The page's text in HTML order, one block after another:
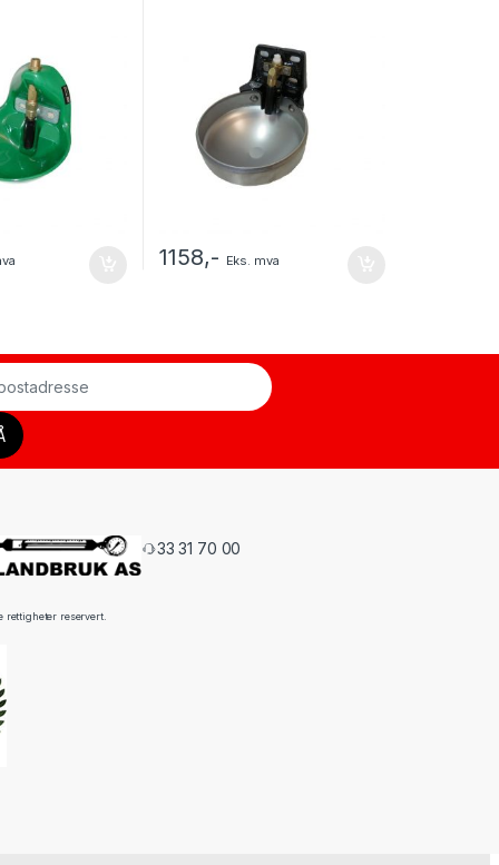
1158,- Eks. mva
rettigheter reservert.
33 31 70 00